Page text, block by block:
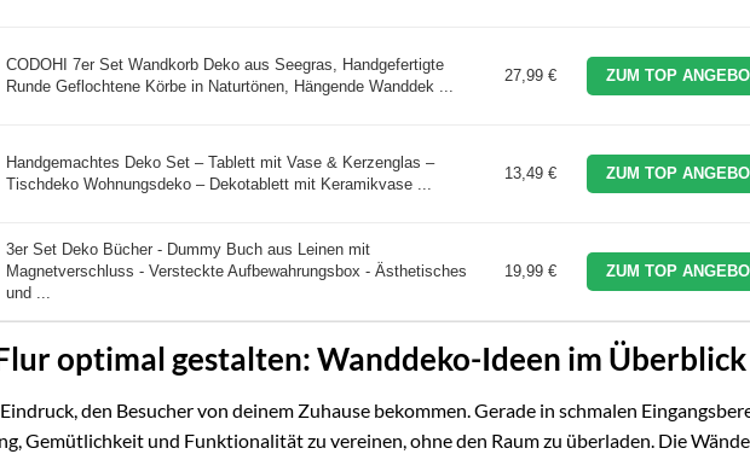
CODOHI 7er Set Wandkorb Deko aus Seegras, Handgefertigte
Runde Geflochtene Körbe in Naturtönen, Hängende Wanddek ...
27,99 € ZUM TOP
Handgemachtes Deko Set – Tablett mit Vase & Kerzenglas –
Tischdeko Wohnungsdeko – Dekotablett mit Keramikvase ...
13,49 € ZUM TOP
3er Set Deko Bücher - Dummy Buch aus Leinen mit
Magnetverschluss - Versteckte Aufbewahrungsbox - Ästhetisches
und ...
19,99 € ZUM TOP
optimal gestalten: Wanddeko-Ideen im Überblick
den Besucher von deinem Zuhause bekommen. Gerade in schmalen
Gemütlichkeit und Funktionalität zu vereinen, ohne den Raum zu überladen. Die Wände